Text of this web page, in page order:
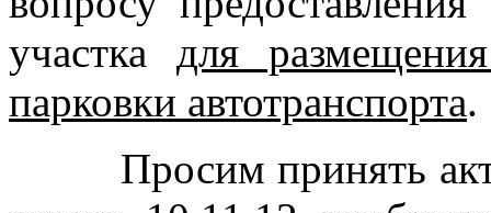
участка для
парковки автотранспорта.
Просим принять